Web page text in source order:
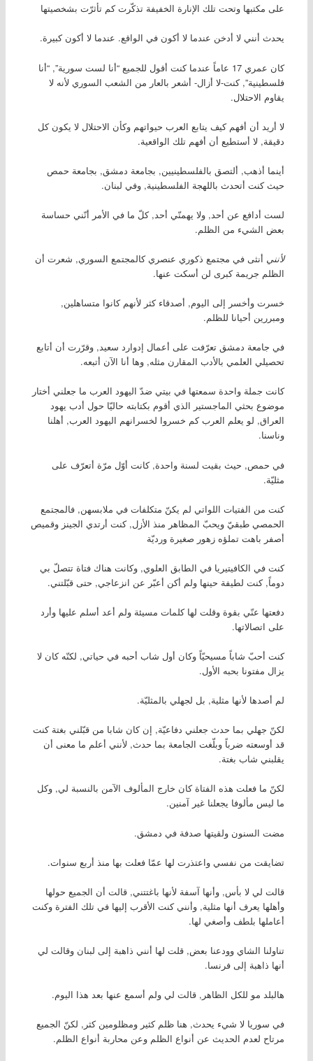
على مكتبها وتحت تلك الإنارة الخفيفة تذكّرت كم تأثرّت بشخصيتها
يحدث أنني لا أدخن عندما لا أكون في الواقع. عندما لا أكون كبيرة.
كان عمري 17 عاماً عندما كنت أقول للجميع “أنا لست سورية”, “أنا
فلسطينية”, كنت-لا أزال- أشعر بالعار من الشعب السوري لأنه لا
يقاوم الاحتلال.
لا أريد أن أفهم كيف يتابع العرب حيواتهم وكأن الاحتلال لا يكون كل
دقيقة, لا أستطيع أن أفهم تلك الواقعية.
أينما أذهب, ألتصق بالفلسطينيين, بجامعة دمشق, بجامعة حمص
حيث كنت أتحدث باللهجة الفلسطينية, وفي لبنان.
لست أدافع عن أحد, ولا يهمنّي أحد, كلّ ما في الأمر أنّني حساسة
بعض الشيء من الظلم.
لأنني أنثى في مجتمع ذكوري عنصري كالمجتمع السوري, شعرت أن
الظلم جريمة كبرى لن أسكت عنها.
خسرت وأخسر إلى اليوم, أصدقاء كثر لأنهم كانوا متساهلين,
ومبررين أحيانا للظلم.
في جامعة دمشق تعرّفت على أعمال إدوارد سعيد, وقرّرت أن أتابع
تحصيلي العلمي بالأدب المقارن مثله, وها أنا الآن أتبعه.
كانت جملة واحدة سمعتها في بيتي ضدّ اليهود العرب ما جعلني أختار
موضوع بحثي الماجستير الذي أقوم بكتابته حاليّا حول أدب يهود
العراق, لو يعلم العرب كم خسروا لخسرانهم اليهود العرب, أهلنا
وناسنا.
في حمص, حيث بقيت لسنة واحدة, كانت أوّل مرّة أتعرّف على
مثليّة.
كنت من الفتيات اللواتي لم يكنّ متكلفات في ملابسهن, فالمجتمع
الحمصي طبقيّ ويحبّ المظاهر منذ الأزل, كنت أرتدي الجينز وقميص
أصفر باهت تملؤه زهور صغيرة ورديّة
كنت في الكافيتيريا في الطابق العلوي, وكانت هناك فتاة تتصلّ بي
دوماً, كنت لطيفة حينها ولم أكن أعبّر عن انزعاجي, حتى قبّلتني.
دفعتها عنّي بقوة وقلت لها كلمات مسيئة ولم أعد أسلم عليها وأرد
على اتصالاتها.
كنت أحبّ شاباً مسيحيّاً وكان أول شاب أحبه في حياتي, لكنّه كان لا
يزال مفتونا بحبه الأول.
لم أصدها لأنها مثلية, بل لجهلي بالمثليّة.
لكنّ جهلي بما حدث جعلني دفاعيّة, إن كان شابا من قبّلني بغتة كنت
قد أوسعته ضرباً وبلّغت الجامعة بما حدث, لأنني أعلم ما معنى أن
يقلبني شاب بغتة.
لكنّ ما فعلت هذه الفتاة كان خارج المألوف الآمن بالنسبة لي, وكل
ما ليس مألوفا يجعلنا غير آمنين.
مضت السنون ولقيتها صدفة في دمشق.
تضايقت من نفسي واعتذرت لها عمّا فعلت بها منذ أربع سنوات.
قالت لي لا بأس, وأنها آسفة لأنها باغتتني, قالت أن الجميع حولها
وأهلها يعرف أنها مثلية, وأنني كنت الأقرب إليها في تلك الفترة وكنت
أعاملها بلطف وأصغي لها.
تناولنا الشاي وودعنا بعض, قلت لها أنني ذاهبة إلى لبنان وقالت لي
أنها ذاهبة إلى فرنسا.
هالبلد مو للكل الظاهر, قالت لي ولم أسمع عنها بعد هذا اليوم.
في سوريا لا شيء يحدث, هنا ظلم كثير ومظلومين كثر, لكنّ الجميع
مرتاح لعدم الحديث عن أنواع الظلم وعن محاربة أنواع الظلم.